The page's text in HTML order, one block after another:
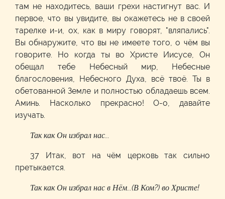
там не находитесь, ваши грехи настигнут вас. И
первое, что вы увидите, вы окажетесь не в своей
тарелке и-и, ох, как в миру говорят, "вляпались".
Вы обнаружите, что вы не имеете того, о чём вы
говорите. Но когда ты во Христе Иисусе, Он
обещал тебе Небесный мир, Небесные
благословения, Небесного Духа, всё твоё. Ты в
обетованной Земле и полностью обладаешь всем.
Аминь. Насколько прекрасно! О-о, давайте
изучать.
Так как Он избрал нас...
37 Итак, вот на чём церковь так сильно
претыкается.
Так как Он избрал нас в Нём...(В Ком?) во Христе!